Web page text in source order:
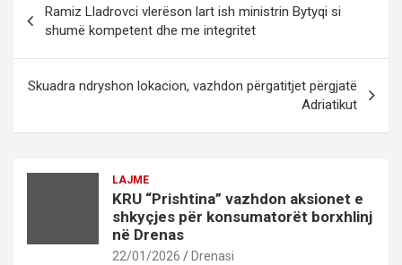
navigation
Ramiz Lladrovci vlerëson lart ish ministrin Bytyqi si
shumë kompetent dhe me integritet
Skuadra ndryshon lokacion, vazhdon përgatitjet përgjatë
Adriatikut
LAJME
KRU “Prishtina” vazhdon aksionet e
shkyçjes për konsumatorët borxhlinj
në Drenas
22/01/2026 Drenasi